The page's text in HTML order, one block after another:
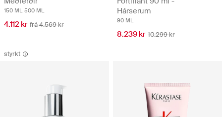
150 ML 500 ML
4.112 kr frá 4.569 kr
Hárserum
90 ML
8.239 kr 10.299 kr
styrkt